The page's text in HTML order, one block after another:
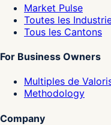
Market Pulse
Toutes les
Tous les Cantons
For Business Owners
Multiples de
Methodology
Company